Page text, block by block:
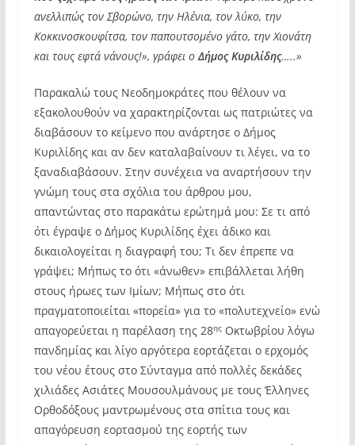
ανελλιπώς τον Σβορώνο, την Ηλένια, τον λύκο, την
Κοκκινοσκουφίτσα, τον παπουτσομένο γάτο, την Χιονάτη
και τους εφτά νάνους!», γράφει οΔήμος Κυριλίδης…..»
Παρακαλώ τους Νεοδημοκράτες που θέλουν να
εξακολουθούν να χαρακτηρίζονται ως πατριώτες να
διαβάσουν το κείμενο που ανάρτησε ο Δήμος
Κυριλίδης και αν δεν καταλαβαίνουν τι λέγει, να το
ξαναδιαβάσουν. Στην συνέχεια να αναρτήσουν την
γνώμη τους στα σχόλια του άρθρου μου,
απαντώντας στο παρακάτω ερώτημά μου: Σε τι από
ότι έγραψε ο Δήμος Κυριλίδης έχει άδικο και
δικαιολογείται η διαγραφή του; Τι δεν έπρεπε να
γράψει; Μήπως το ότι «άνωθεν» επιβάλλεται λήθη
στους ήρωες των Ιμίων; Μήπως στο ότι
πραγματοποιείται «πορεία» για το «πολυτεχνείο» ενώ
απαγορεύεται η παρέλαση της 28ηςΟκτωβρίου λόγω
πανδημίας και λίγο αργότερα εορτάζεται ο ερχομός
του νέου έτους στο Σύνταγμα από πολλές δεκάδες
χιλιάδες Ασιάτες Μουσουλμάνους με τους Έλληνες
Ορθοδόξους μαντρωμένους στα σπίτια τους και
απαγόρευση εορτασμού της εορτής των